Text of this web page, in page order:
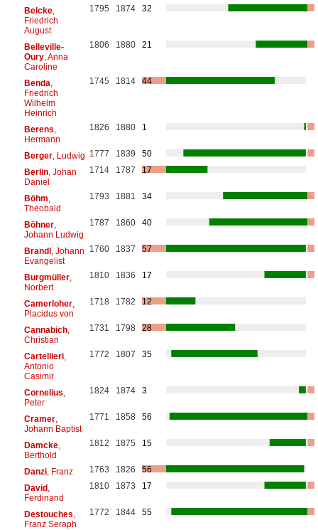
Belcke,
Friedrich
August
1795 1874 32
Belleville-
Oury, Anna
Caroline
1806 1880 21
Benda
Friedrich
Wilhelm
Heinrich
1745 1814 44
Berens
Hermann
1826 1880 1
Berger, Ludwig 1777 1839
50
Berlin, Johan
Daniel
1714 1787 17
Böhm
Theobald
1793 1881 34
Böhner,
Johann Ludwig
1787 1860 40
Brandl, Johann
Evangelist
1760 1837 57
Burgmüller,
Norbert
1810 1836 17
Camerloher,
Placidus von
1718 1782 12
Cannabich,
Christian
1731 1798 28
Cartellieri,
Antonio
Casimir
1772 1807 35
Cornelius
Peter
1824 1874 3
Cramer,
Johann Baptist
1771 1858 56
Damcke,
Berthold
1812 1875 15
Danzi, Franz 1763 1826
56
David,
Ferdinand
1810 1873 17
Destouches
Franz Seraph
1772 1844 55